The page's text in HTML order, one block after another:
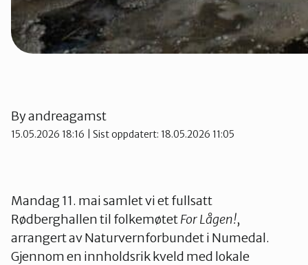
Byandreagamst
15.05.2026 18:16 | Sist oppdatert: 18.05.2026 11:05
Mandag 11. mai samlet vi et fullsatt
Rødberghallen til folkemøtetFor Lågen!,
arrangert av Naturvernforbundet i Numedal.
Gjennom en innholdsrik kveld med lokale